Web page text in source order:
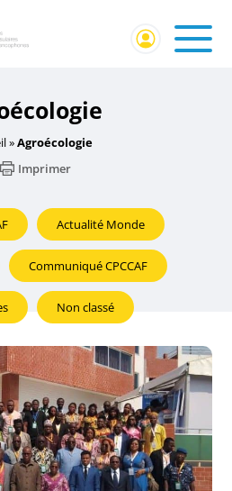
»Agroécologie
Imprimer
Actualité Monde
Communiqué CPCCAF
Non classé